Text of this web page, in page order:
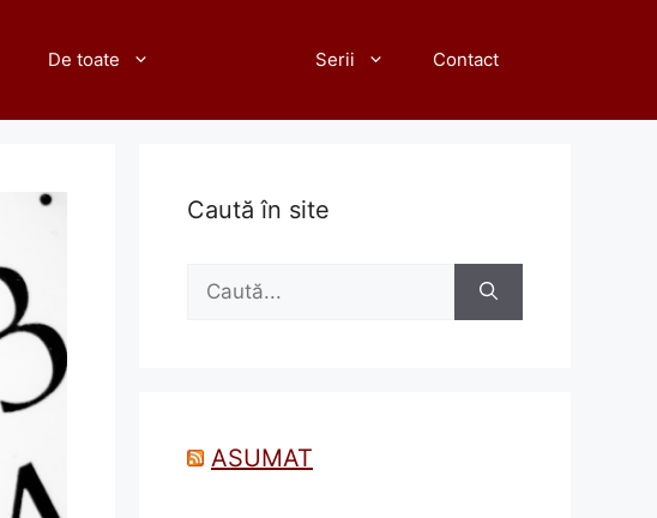
De toate Serii Contact
Caută în site
Caută
ASUMAT